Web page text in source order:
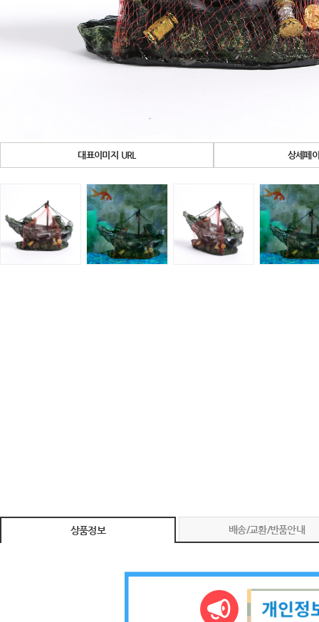
대표이미지 URL 상세페
상품정보 배송/교환/반품안내